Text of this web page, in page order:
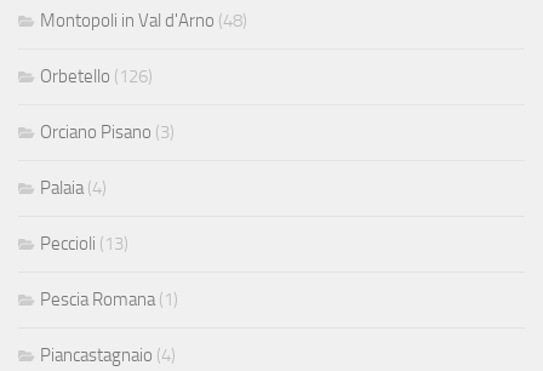
Montopoli in Val d'Arno (48)
Orbetello (126)
Orciano Pisano (3)
Palaia (4)
Peccioli (13)
Pescia Romana (1)
Piancastagnaio (4)